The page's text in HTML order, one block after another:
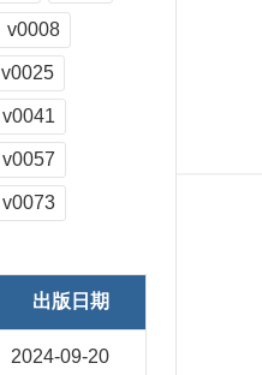
v0008
v0025
v0041
v0057
v0073
出版日期
2024-09-20